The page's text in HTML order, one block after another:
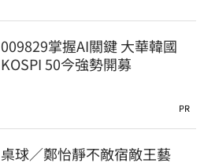
009829掌握AI關鍵 大華韓國
KOSPI 50今強勢開募
PR
桌球／鄭怡靜不敵宿敵王藝